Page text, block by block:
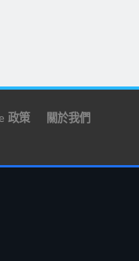
政策 關於我們